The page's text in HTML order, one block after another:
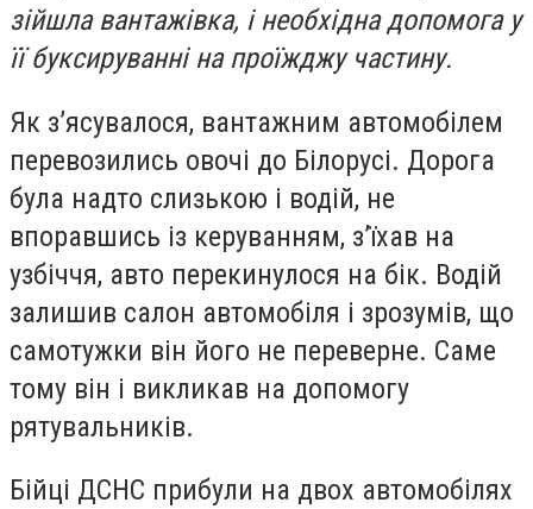
зійшла вантажівка, і необхідна допомога у
її буксируванні на проїжджу частину.
Як з’ясувалося, вантажним автомобілем
перевозились овочі до Білорусі. Дорога
була надто слизькою і водій, не
впоравшись із керуванням, з’їхав на
узбіччя, авто перекинулося на бік. Водій
залишив салон автомобіля і зрозумів, що
самотужки він його не переверне. Саме
тому він і викликав на допомогу
рятувальників.
Бійці ДСНС прибули на двох автомобілях